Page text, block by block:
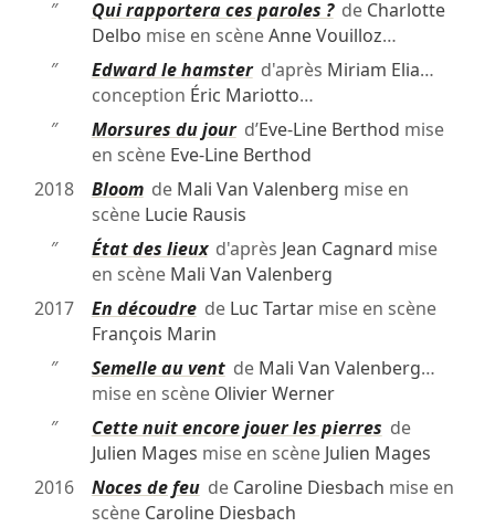
″
Qui rapportera ces paroles ?de Charlotte
Delbo mise en scèneAnne Vouilloz…
″
Edward le hamsterd'après Miriam Elia…
conception Éric Mariotto…
″
Morsures du jourd’Eve-Line Berthod mise
en scène Eve-Line Berthod
2018
Bloomde Mali Van Valenberg mise en
scène Lucie Rausis
″
État des lieuxd'après Jean Cagnard mise
en scène Mali Van Valenberg
2017
En découdrede Luc Tartarmise en scène
François Marin
″
Semelle au ventde Mali Van Valenberg…
mise en scène Olivier Werner
″
Cette nuit encore jouer les pierres de
Julien Mages mise en scène Julien Mages
2016
Noces de feude Caroline Diesbach mise en
scène Caroline Diesbach